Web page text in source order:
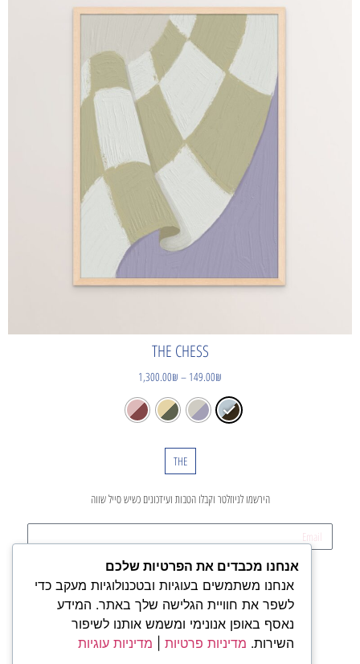
THE CHESS
149.00₪
–
1,300.00₪
THE
חנות
מי אנחנו
הירשמו לניוזלטר וקבלו הטבות ועידכונים כשיש סייל שווה
אנחנו מכבדים את הפרטיות שלכם
אנחנו משתמשים בעוגיות ובטכנולוגיות מעקב כדי
לשפר את חוויית הגלישה שלך באתר. המידע
נאסף באופן אנונימי ומשמש אותנו לשיפור
השירות. מדיניות פרטיות מדיניות עוגיות